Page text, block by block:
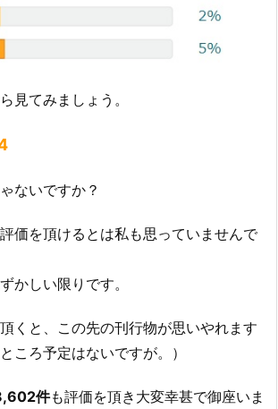
見てみましょう。
ないですか？
価を頂けるとは私も思っていませんで
かしい限りです。
くと、この先の刊行物が思いやれます
ころ予定はないですが。）
件も評価を頂き大変幸甚で御座いま